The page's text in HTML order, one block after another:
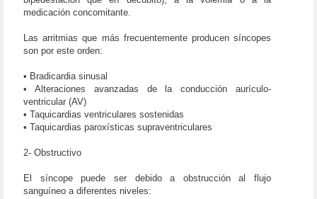
medicación concomitante.
Las arritmias que más frecuentemente producen síncopes
son por este orden:
• Bradicardia sinusal
• Alteraciones avanzadas de la conducción aurículo-
ventricular (AV)
• Taquicardias ventriculares sostenidas
• Taquicardias paroxísticas supraventriculares
2- Obstructivo
El síncope puede ser debido a obstrucción al flujo
sanguíneo a diferentes niveles: